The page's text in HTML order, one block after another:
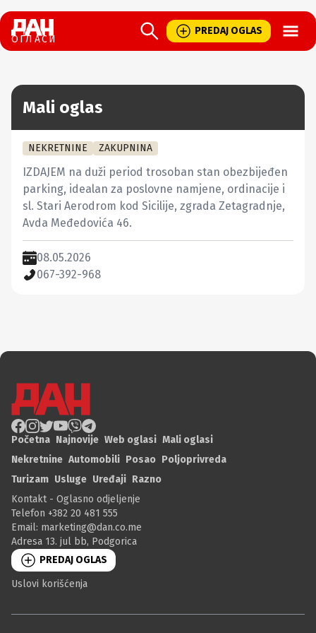
ОГЛАСИ
PREDAJ OGLAS
Mali oglas
NEKRETNINE ZAKUPNINA
IZDAJEM na duži period trosoban stan obezbijeđen
parking, idealan za poslovne namjene, ordinacije i
sl. Stari Aerodrom kod Sicilije, zgrada Zetagradnje,
Avda Međedovića 46.
08.05.2026
067-392-968
Početna Najnovije Web oglasi Mali oglasi
Nekretnine Automobili Posao Poljoprivreda
Turizam Usluge Uređaji Razno
Kontakt - Oglasno odjeljenje
Telefon +382 20 481 555
Email: marketing@dan.co.me
Adresa 13. jul bb, Podgorica
PREDAJ OGLAS
Uslovi korišćenja